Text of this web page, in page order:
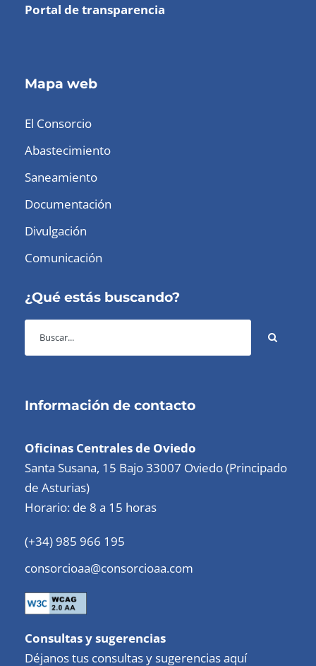
Portal de transparencia
Mapa web
El Consorcio
Abastecimiento
Saneamiento
Documentación
Divulgación
Comunicación
¿Qué estás buscando?
Información de contacto
Oficinas Centrales de Oviedo
Santa Susana, 15 Bajo 33007 Oviedo (Principado
de Asturias)
Horario: de 8 a 15 horas
(+34) 985 966 195
consorcioaa@consorcioaa.com
Consultas y sugerencias
Déjanos tus consultas y sugerencias aquí